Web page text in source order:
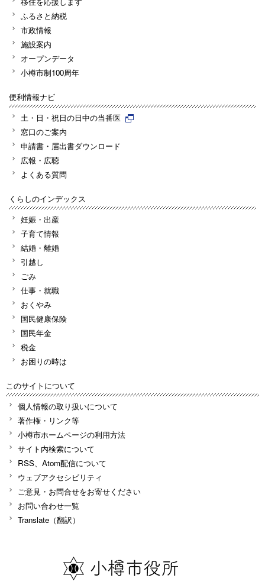
ふるさと納税
市政情報
施設案内
オープンデータ
小樽市制100周年
便利情報ナビ
土・日・祝日の日中の当番医
窓口のご案内
申請書・届出書ダウンロード
広報・広聴
よくある質問
くらしのインデックス
妊娠・出産
子育て情報
結婚・離婚
引越し
ごみ
仕事・就職
おくやみ
国民健康保険
国民年金
税金
お困りの時は
このサイトについて
個人情報の取り扱いについて
著作権・リンク等
小樽市ホームページの利用方法
サイト内検索について
RSS、Atom配信について
ウェブアクセシビリティ
ご意見・お問合せをお寄せください
お問い合わせ一覧
Translate（翻訳）